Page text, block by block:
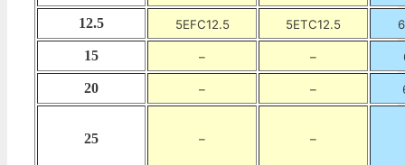
12.5 5EFC12.5 5ETC12.5
15 – –
20 – –
25 – –